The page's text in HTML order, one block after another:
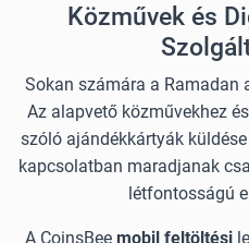
Közművek és
Sokan számára a Ramadan
Az alapvető közművekhez
szóló ajándékkártyák
kapcsolatban maradjanak
létfontosságú
A CoinsBee mobil feltöltési